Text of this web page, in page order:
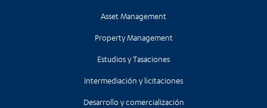
Asset Management
Property Management
Estudios y Tasaciones
Intermediación y licitaciones
Desarrollo y comercialización